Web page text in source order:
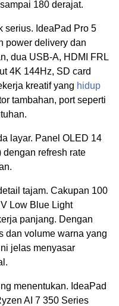
180 derajat.
serius. IdeaPad Pro 5
power delivery dan
dua USB-A, HDMI FRL
4K 144Hz, SD card
kreatif yang hidup
tambahan, port seperti
layar. Panel OLED 14
refresh rate
tajam. Cakupan 100
Low Blue Light
panjang. Dengan
dan volume warna yang
jelas menyasar
menentukan. IdeaPad
AI 7 350 Series